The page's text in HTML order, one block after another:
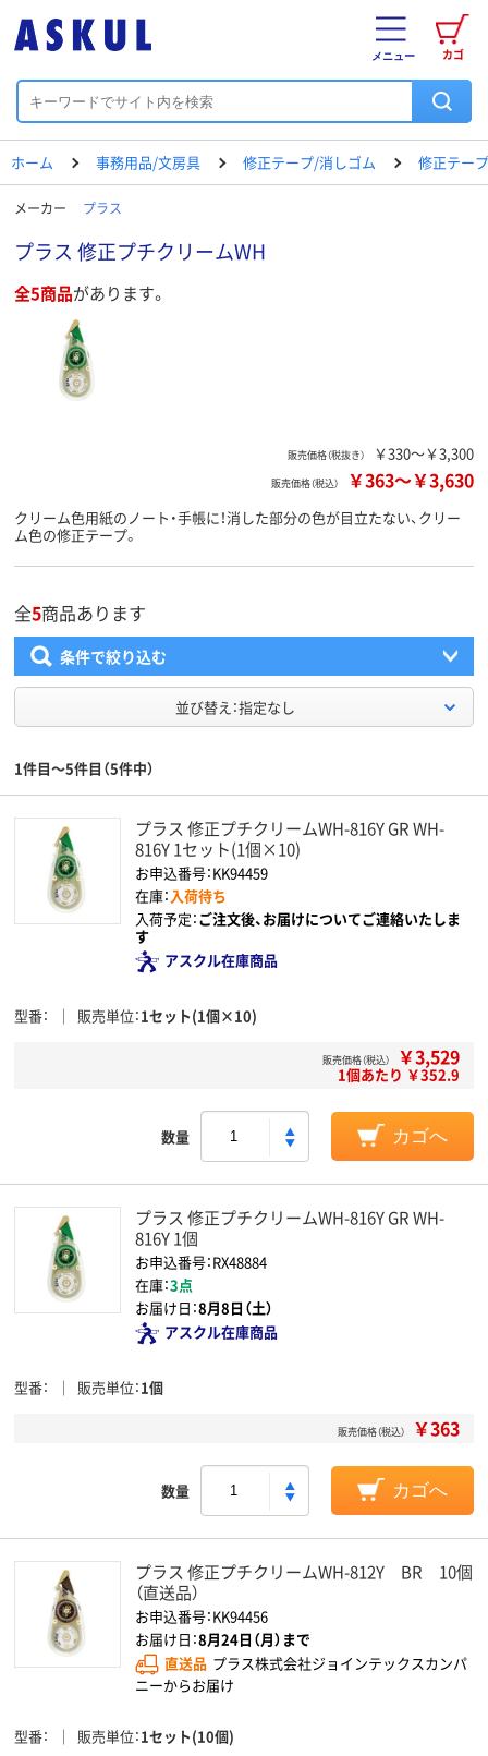
カゴ
メニュー
ホーム 事務用品/文房具 修正テープ/消しゴム 修正テープ
メーカー プラス
プラス 修正プチクリームWH
全5商品があります。
販売価格（税抜き） ￥330～￥3,300
販売価格（税込） ￥363～￥3,630
クリーム色用紙のノート・手帳に！消した部分の色が目立たない、クリー
ム色の修正テープ。
全5商品あります
条件で絞り込む
並び替え：指定なし
1件目～5件目（5件中）
プラス 修正プチクリームWH-816Y GR WH-
816Y 1セット(1個×10)
お申込番号：KK94459
在庫：入荷待ち
入荷予定：ご注文後、お届けについてご連絡いたしま
す
アスクル在庫商品
型番 販売単位 1セット(1個×10)
販売価格（税込） ￥3,529
1個あたり ￥352.9
数量 カゴへ
プラス 修正プチクリームWH-816Y GR WH-
816Y 1個
お申込番号：RX48884
在庫：3点
お届け日：8月8日（土）
アスクル在庫商品
型番 販売単位 1個
販売価格（税込） ￥363
数量 カゴへ
プラス 修正プチクリームWH-812Y BR 10個
（直送品）
お申込番号：KK94456
お届け日：8月24日（月）まで
直送品 プラス株式会社ジョインテックスカンパ
ニーからお届け
型番 販売単位 1セット(10個)